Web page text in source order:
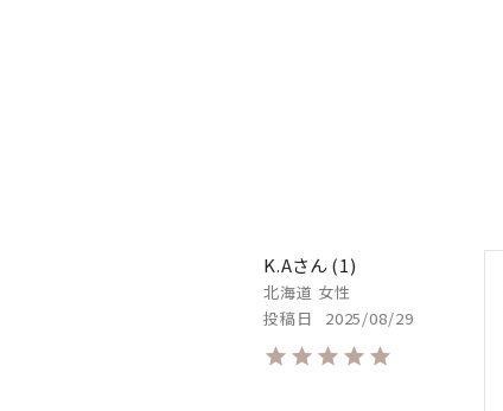
K.A 1
北海道 女性
投稿日
2025/08/29